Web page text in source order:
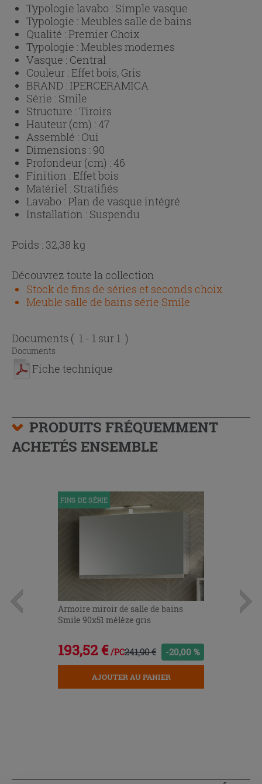
Typologie lavabo : Simple vasque
Typologie :Meubles salle de bains
Qualité :Premier Choix
Typologie :Meubles modernes
Vasque : Central
Couleur :Effet bois, Gris
BRAND : IPERCERAMICA
Série : Smile
Structure :Tiroirs
Hauteur (cm) :47
Assemblé : Oui
Dimensions : 90
Profondeur (cm) :46
Finition :Effet bois
Matériel : Stratifiés
Lavabo :Plan de vasque intégré
Installation : Suspendu
Poids : 32,38 kg
Découvrez toute la collection
Stock de fins de séries et seconds choix
Meuble salle de bains série Smile
Documents ( 1 - 1 sur 1 )
Documents
Fiche technique
PRODUITS FRÉQUEMMENT
ACHETÉS ENSEMBLE
FINS DE SÉRIE
Armoire miroir de salle de bains
Smile 90x51 mélèze gris
193,52 € /PC241,90 € -20,00 %
AJOUTER AU PANIER